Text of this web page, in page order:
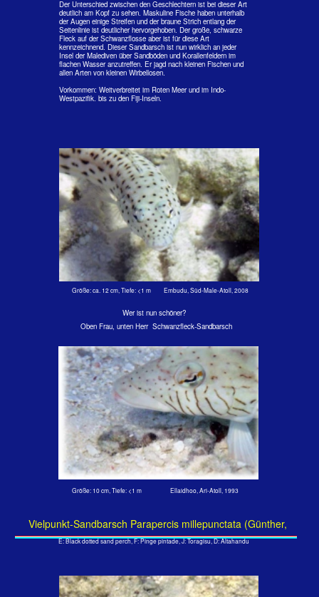
Vielpunkt-Sandbarsch Parapercis millepunctata (Günther,
1860)
E: Black dotted sand perch, F: Pinge pintade, J: Toragisu, D: Altahandu
Vielpunkt-Sandbarsch Parapercis millepunctata (Günther, 1860)
Dieser Sandbarsch war rund eine Woche lang immer an der gleichen
Stelle. Meistens lag er auf dem graden Korallenstück am Fuße der
als Wellenbrecher errichteten Korallenmauer auf der Lauer. Er wurde
zum Schluss richtig zutraulich. Zuerst sah man beim näherkommen
den leuchtenden weißen Schwanzfleck vor dem dunklen
Hintergrund.
Sollten Angreifer denken, dort ist vorne und er schießt dann in die
andere Richtung davon? Auch die beiden Bauchflossen haben einen
weißen Fleck. Er lebt von kleinen Fischen und von Wirbellosen, die
er auf Sand- oder Geröllflächen fängt. Seine maximale Länge ist 20
cm und sein Lebensraum reicht vom Riffdach bis in 50 m Tiefe.
Vorkommen: Tropischer Indopazifik, Sri Lanka und Malediven, Japan,
südliches Australien bis zu den Gesellschaftsinseln.
Größe: ca. 15 cm, Tiefe: <1 m Embudu, Süd-Male-Atoll, 2008
Malediven-Sandbarsch Parapercis signata Randall, 1984
E: Blackflag sandperch, F: Pintade, J: Toragisu, D: Altahandu
Größe: 15 cm, Tiefe: 1 m Embudu, Süd-Male-Atoll, 2008